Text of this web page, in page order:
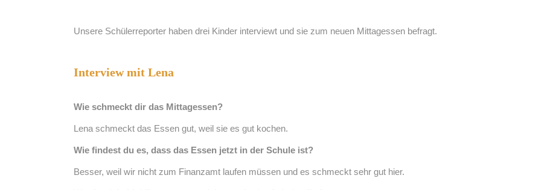
Unsere Schülerreporter haben drei Kinder interviewt und sie zum neuen Mittagessen befragt.
Interview mit Lena
Wie schmeckt dir das Mittagessen?
Lena schmeckt das Essen gut, weil sie es gut kochen.
Wie findest du es, dass das Essen jetzt in der Schule ist?
Besser, weil wir nicht zum Finanzamt laufen müssen und es schmeckt sehr gut hier.